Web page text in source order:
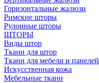
Горизонтальные жалюзи
Римские шторы
Рулонные шторы
ШТОРЫ
Виды штор
Ткани для штор
Ткани для мебели и панелей
Искусственная кожа
Мебельные ткани